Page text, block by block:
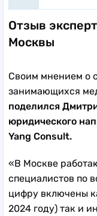
Отзыв
Москвы
Своим мнением о
занимающихся
поделился
юридического
Yang Consult.
«В Москве
специалистов по
цифру включены
2024 году) так и